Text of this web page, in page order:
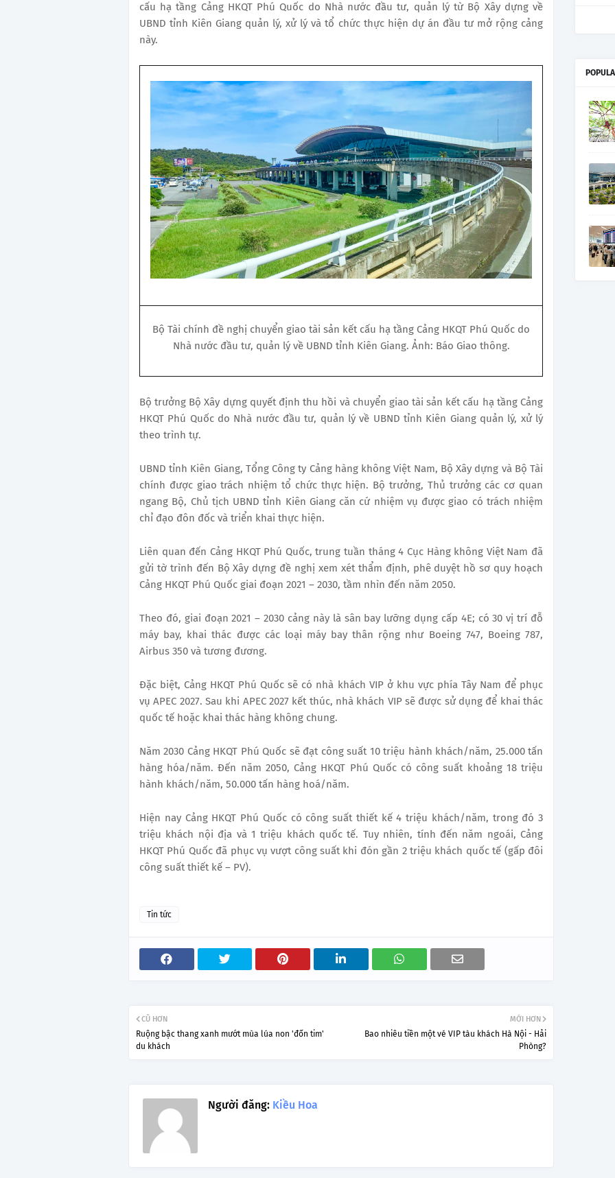
cấu hạ tầng Cảng HKQT Phú Quốc do Nhà nước đầu tư, quản lý từ Bộ Xây dựng về
UBND tỉnh Kiên Giang quản lý, xử lý và tổ chức thực hiện dự án đầu tư mở rộng cảng
này.
Bộ Tài chính đề nghị chuyển giao tài sản kết cấu hạ tầng Cảng HKQT Phú Quốc do
Nhà nước đầu tư, quản lý về UBND tỉnh Kiên Giang. Ảnh: Báo Giao thông.
Bộ trưởng Bộ Xây dựng quyết định thu hồi và chuyển giao tài sản kết cấu hạ tầng Cảng
HKQT Phú Quốc do Nhà nước đầu tư, quản lý về UBND tỉnh Kiên Giang quản lý, xử lý
theo trình tự.
UBND tỉnh Kiên Giang, Tổng Công ty Cảng hàng không Việt Nam, Bộ Xây dựng và Bộ Tài
chính được giao trách nhiệm tổ chức thực hiện. Bộ trưởng, Thủ trưởng các cơ quan
ngang Bộ, Chủ tịch UBND tỉnh Kiên Giang căn cứ nhiệm vụ được giao có trách nhiệm
chỉ đạo đôn đốc và triển khai thực hiện.
Liên quan đến Cảng HKQT Phú Quốc, trung tuần tháng 4 Cục Hàng không Việt Nam đã
gửi tờ trình đến Bộ Xây dựng đề nghị xem xét thẩm định, phê duyệt hồ sơ quy hoạch
Cảng HKQT Phú Quốc giai đoạn 2021 – 2030, tầm nhìn đến năm 2050.
Theo đó, giai đoạn 2021 – 2030 cảng này là sân bay lưỡng dụng cấp 4E; có 30 vị trí đỗ
máy bay, khai thác được các loại máy bay thân rộng như Boeing 747, Boeing 787,
Airbus 350 và tương đương.
Đặc biệt, Cảng HKQT Phú Quốc sẽ có nhà khách VIP ở khu vực phía Tây Nam để phục
vụ APEC 2027. Sau khi APEC 2027 kết thúc, nhà khách VIP sẽ được sử dụng để khai thác
quốc tế hoặc khai thác hàng không chung.
Năm 2030 Cảng HKQT Phú Quốc sẽ đạt công suất 10 triệu hành khách/năm, 25.000 tấn
hàng hóa/năm. Đến năm 2050, Cảng HKQT Phú Quốc có công suất khoảng 18 triệu
hành khách/năm, 50.000 tấn hàng hoá/năm.
Hiện nay Cảng HKQT Phú Quốc có công suất thiết kế 4 triệu khách/năm, trong đó 3
triệu khách nội địa và 1 triệu khách quốc tế. Tuy nhiên, tính đến năm ngoái, Cảng
HKQT Phú Quốc đã phục vụ vượt công suất khi đón gần 2 triệu khách quốc tế (gấp đôi
công suất thiết kế – PV).
Tin tức
MỚI HƠN
Bao nhiêu tiền một vé VIP tàu khách Hà Nội - Hải
Phòng?
CŨ HƠN
Ruộng bậc thang xanh mướt mùa lúa non 'đốn tim'
du khách
Người đăng: Kiều Hoa